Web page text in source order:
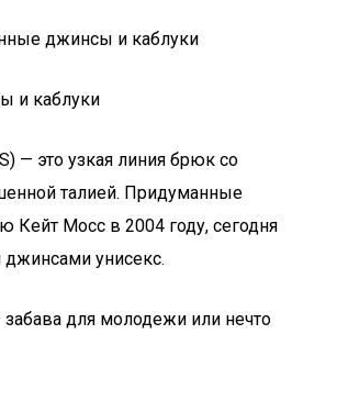
и каблуки
— это узкая линия брюк со
талией. Придуманные
Кейт Мосс в 2004 году, сегодня
джинсами унисекс.
для молодежи или нечто